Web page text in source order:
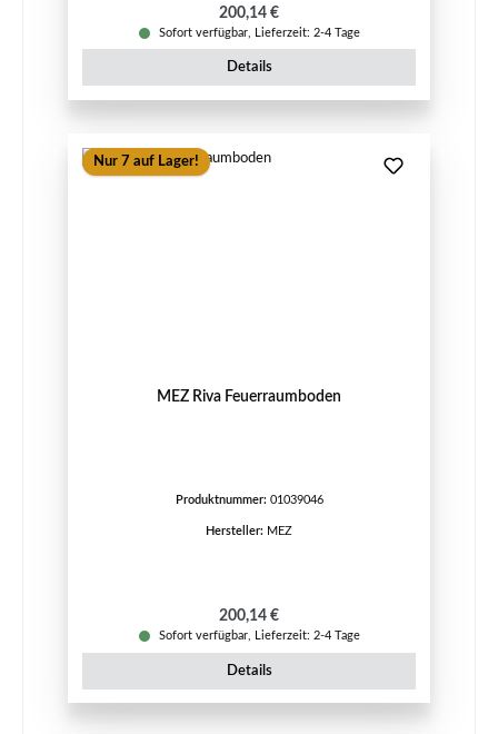
Regulärer Preis:
200,14 €
Sofort verfügbar, Lieferzeit: 2-4 Tage
Details
Nur 7 auf Lager!
MEZ Riva Feuerraumboden
Produktnummer: 01039046
Hersteller: MEZ
Regulärer Preis:
200,14 €
Sofort verfügbar, Lieferzeit: 2-4 Tage
Details